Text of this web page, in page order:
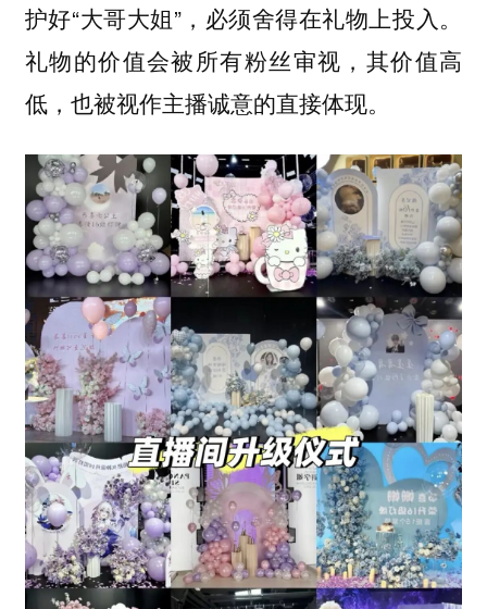
护好“大哥大姐”，必须舍得在礼物上投入。
礼物的价值会被所有粉丝审视，其价值高
低，也被视作主播诚意的直接体现。